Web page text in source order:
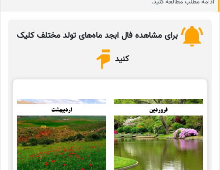
برای مشاهده فال ابجد ماه‌های تولد مختلف کلیک
کنید